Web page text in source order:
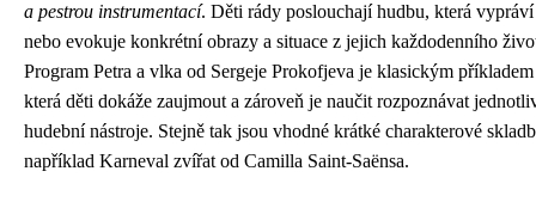
a pestrou instrumentací. Děti rády poslouchají hudbu, která
nebo evokuje konkrétní obrazy a situace z jejich každodenního
Program Petra a vlka od Sergeje Prokofjeva je klasickým
která děti dokáže zaujmout a zároveň je naučit rozpoznávat
hudební nástroje. Stejně tak jsou vhodné krátké charakterové
například Karneval zvířat od Camilla Saint-Saënsa.